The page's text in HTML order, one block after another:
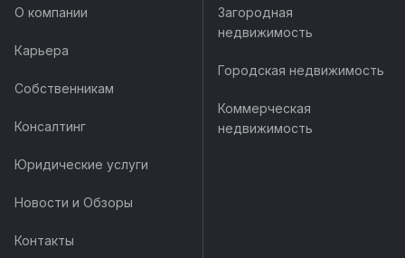
О компании
Карьера
Собственникам
Консалтинг
Юридические услуги
Новости и Обзоры
Контакты
Загородная
недвижимость
Городская недвижимость
Коммерческая
недвижимость